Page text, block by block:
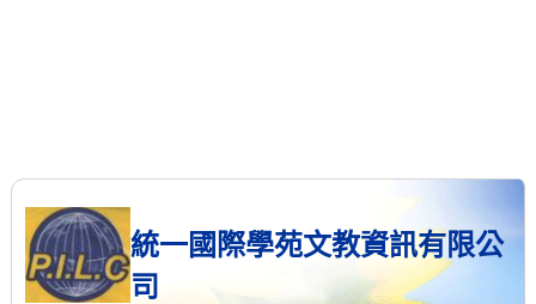
統一國際學苑文教資訊有限公
司